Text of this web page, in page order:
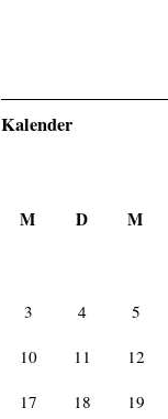
Kalender
M D M
3 4 5
10 11 12
17 18 19